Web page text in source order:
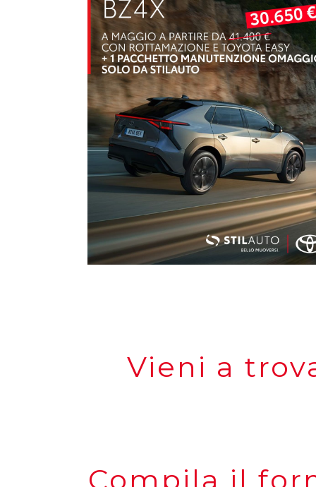
Vieni a
Compila il